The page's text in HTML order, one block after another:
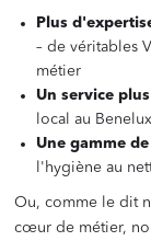
Plus
– de véritables
métier
Un service
local au Benelux
Une gamme
l'hygiène au
Ou, comme le dit
cœur de métier,